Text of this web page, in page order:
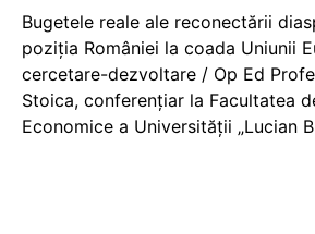
Bugetele reale ale reconectării
poziția României la coada Uniunii
cercetare-dezvoltare / Op Ed
Stoica, conferențiar la Facultatea
Economice a Universității „Lucian